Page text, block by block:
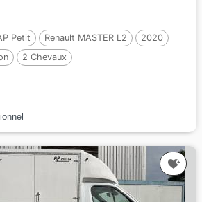
Petit Renault MASTER L2
2020
2 Chevaux